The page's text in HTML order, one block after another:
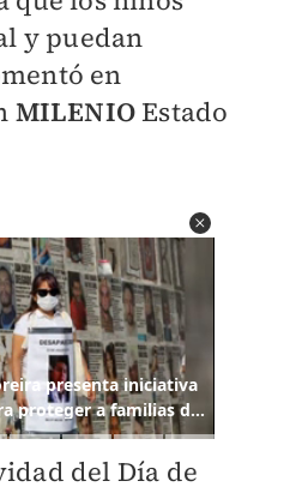
y puedan
en
MILENIOEstado
del Día de